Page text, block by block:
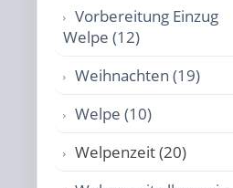
Vorbereitung Einzug
Welpe (12)
Weihnachten (19)
Welpe (10)
Welpenzeit (20)